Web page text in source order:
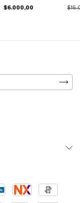
$6.000,00